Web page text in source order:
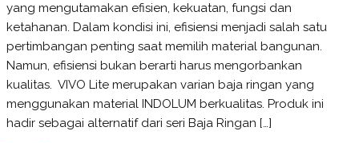
yang mengutamakan efisien, kekuatan, fungsi dan
ketahanan. Dalam kondisi ini, efisiensi menjadi salah satu
pertimbangan penting saat memilih material bangunan.
Namun, efisiensi bukan berarti harus mengorbankan
kualitas. VIVO Lite merupakan varian baja ringan yang
menggunakan material INDOLUM berkualitas. Produk ini
hadir sebagai alternatif dari seri Baja Ringan […]